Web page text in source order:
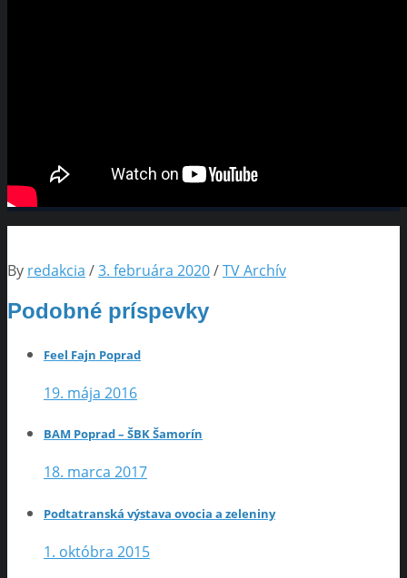
By redakcia /3. februára 2020/TV Archív
Podobné príspevky
Feel Fajn Poprad
19. mája 2016
BAM Poprad – ŠBK Šamorín
18. marca 2017
Podtatranská výstava ovocia a zeleniny
1. októbra 2015